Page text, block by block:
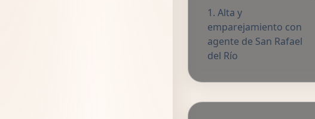
Alta y
emparejamiento con
agente de San Rafael
del Río